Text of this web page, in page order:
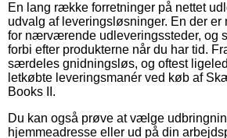
En lang række forretninger på nettet
udvalg af leveringsløsninger. En der er
for nærværende udleveringssteder, og
forbi efter produkterne når du har tid.
særdeles gnidningsløs, og oftest
letkøbte leveringsmanér ved køb af
Books II.
Du kan også prøve at vælge
hjemmeadresse eller ud på din